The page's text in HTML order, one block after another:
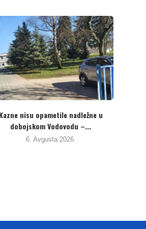
Hoće li se ikad u ovoj zemlji početi...
5. Avgusta 2026.